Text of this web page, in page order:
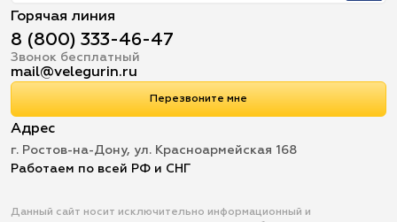
Горячая линия
8 (800) 333-46-47
Звонок бесплатный
mail@velegurin.ru
Перезвоните мне
Адрес
г. Ростов-на-Дону, ул. Красноармейская 168
Работаем по всей РФ и СНГ
Данный сайт носит исключительно информационный и